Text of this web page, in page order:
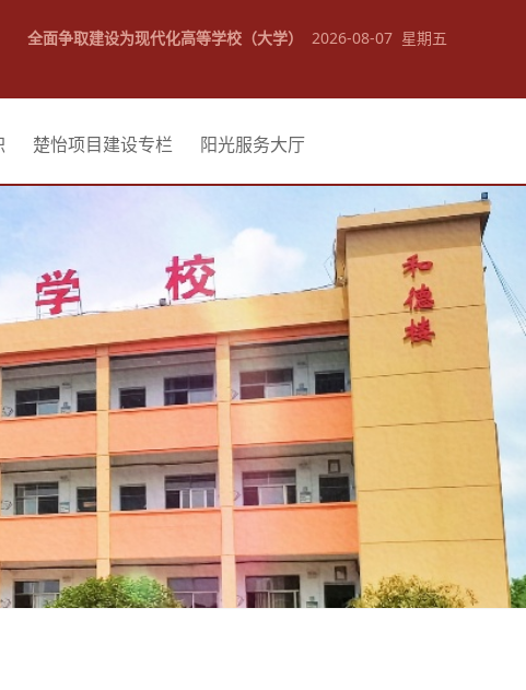
全面争取建设为现代化高等学校（大学） 2026-08-07 星期五
楚怡项目建设专栏 阳光服务大厅